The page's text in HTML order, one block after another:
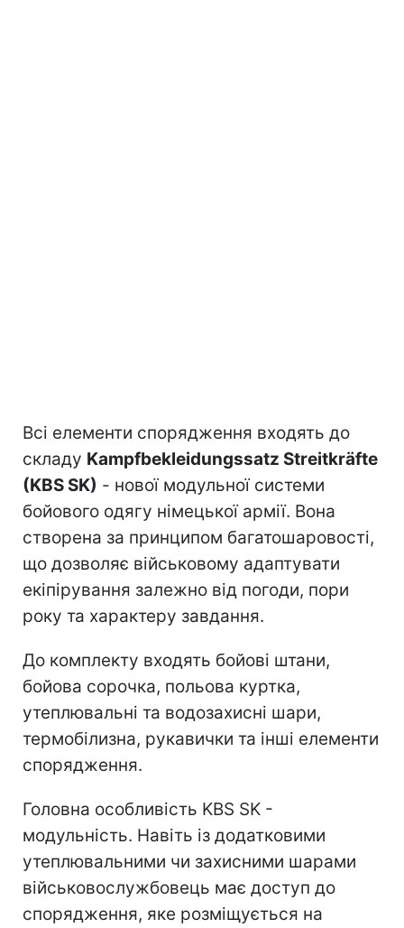
Всі елементи спорядження входять до
складу Kampfbekleidungssatz Streitkräfte
(KBS SK) - нової модульної системи
бойового одягу німецької армії. Вона
створена за принципом багатошаровості,
що дозволяє військовому адаптувати
екіпірування залежно від погоди, пори
року та характеру завдання.
До комплекту входять бойові штани,
бойова сорочка, польова куртка,
утеплювальні та водозахисні шари,
термобілизна, рукавички та інші елементи
спорядження.
Головна особливість KBS SK -
модульність. Навіть із додатковими
утеплювальними чи захисними шарами
військовослужбовець має доступ до
спорядження, яке розміщується на